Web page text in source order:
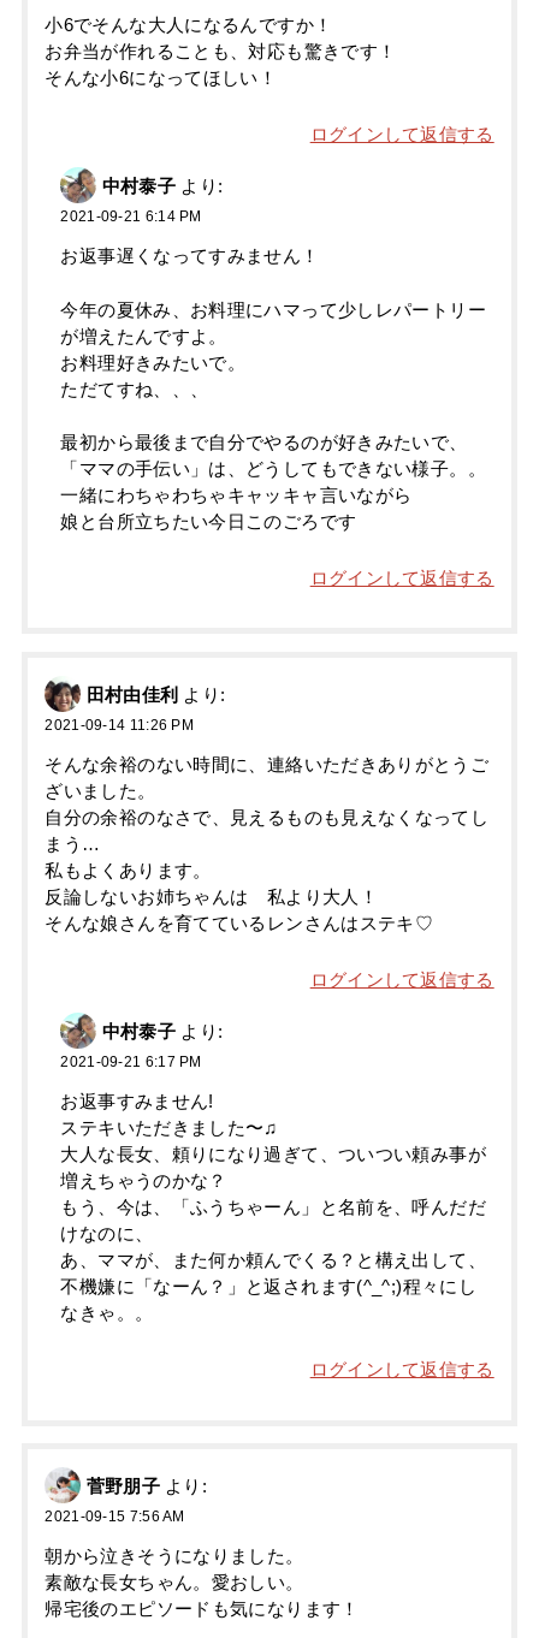
小6でそんな大人になるんですか！
お弁当が作れることも、対応も驚きです！
そんな小6になってほしい！
ログインして返信する
中村泰子 より:
2021-09-21 6:14 PM
お返事遅くなってすみません！
今年の夏休み、お料理にハマって少しレパートリー
が増えたんですよ。
お料理好きみたいで。
ただてすね、、、
最初から最後まで自分でやるのが好きみたいで、
「ママの手伝い」は、どうしてもできない様子。。
一緒にわちゃわちゃキャッキャ言いながら
娘と台所立ちたい今日このごろです
ログインして返信する
田村由佳利 より:
2021-09-14 11:26 PM
そんな余裕のない時間に、連絡いただきありがとうご
ざいました。
自分の余裕のなさで、見えるものも見えなくなってし
まう…
私もよくあります。
反論しないお姉ちゃんは 私より大人！
そんな娘さんを育てているレンさんはステキ♡
ログインして返信する
中村泰子 より:
2021-09-21 6:17 PM
お返事すみません!
ステキいただきました〜♫
大人な長女、頼りになり過ぎて、ついつい頼み事が
増えちゃうのかな？
もう、今は、「ふうちゃーん」と名前を、呼んだだ
けなのに、
あ、ママが、また何か頼んでくる？と構え出して、
不機嫌に「なーん？」と返されます(^_^;)程々にし
なきゃ。。
ログインして返信する
菅野朋子 より:
2021-09-15 7:56 AM
朝から泣きそうになりました。
素敵な長女ちゃん。愛おしい。
帰宅後のエピソードも気になります！